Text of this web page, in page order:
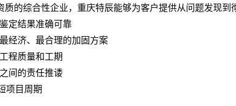
质的综合性企业，重庆特辰能够为客户提供从问题发现到
定结果准确可靠
经济、最合理的加固方案
程质量和工期
间的责任推诿
项目周期